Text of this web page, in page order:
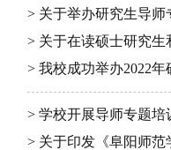
> 关于举办研究生导师
> 关于在读硕士研究
> 我校成功举办2022
> 学校开展导师专题
> 关于印发《阜阳师